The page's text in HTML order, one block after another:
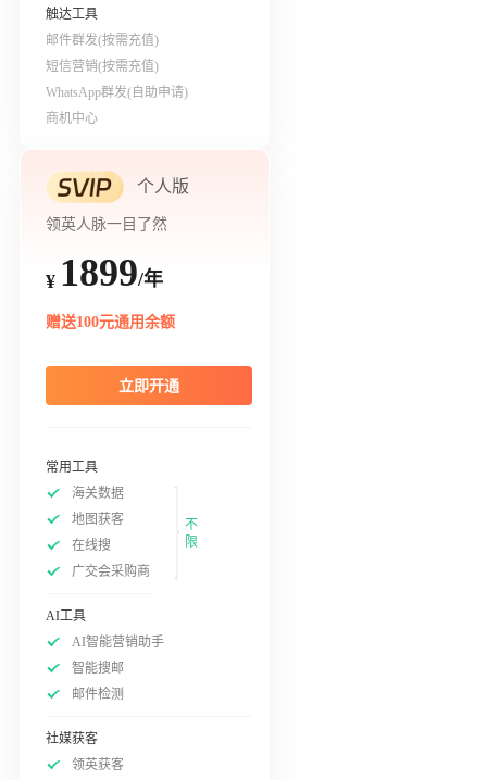
触达工具
邮件群发(按需充值)
短信营销(按需充值)
WhatsApp群发(自助申请)
商机中心
个人版
领英人脉一目了然
¥ 1899/年
赠送100元通用余额
立即开通
常用工具
海关数据
地图获客
在线搜
广交会采购商
不
限
AI工具
AI智能营销助手
智能搜邮
邮件检测
社媒获客
领英获客